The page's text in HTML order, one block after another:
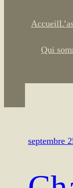
Accueil
Qui
septembre